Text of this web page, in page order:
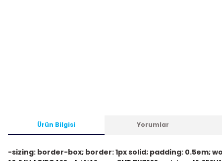
Ürün Bilgisi Yorumlar
-sizing: border-box; border: 1px solid; padding: 0.5em;